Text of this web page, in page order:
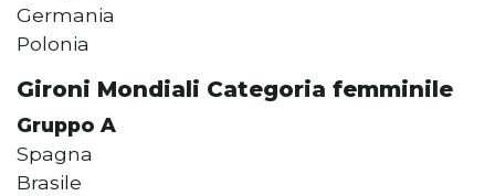
Germania
Polonia
Gironi Mondiali Categoria femminile
Gruppo A
Spagna
Brasile